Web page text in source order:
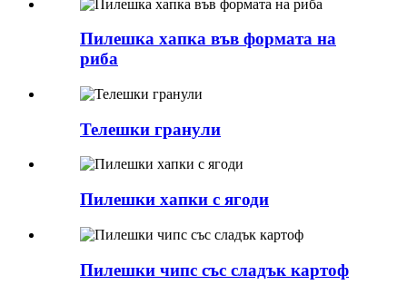
Пилешка хапка във формата на
риба
Телешки гранули
Пилешки хапки с ягоди
Пилешки чипс със сладък картоф